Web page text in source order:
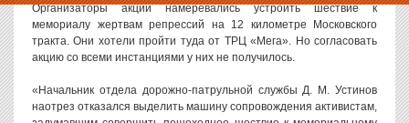
Организаторы акции намеревались устроить шествие к
мемориалу жертвам репрессий на 12 километре Московского
тракта. Они хотели пройти туда от ТРЦ «Мега». Но согласовать
акцию со всеми инстанциями у них не получилось.
«Начальник отдела дорожно-патрульной службы Д. М. Устинов
наотрез отказался выделить машину сопровождения активистам,